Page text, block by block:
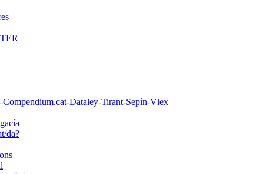
Compendium.cat-Dataley-Tirant-Sepín-Vlex
da?